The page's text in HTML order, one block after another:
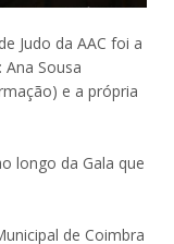
Judo da AAC foi a
Sousa
e a própria
longo da Gala que
de Coimbra